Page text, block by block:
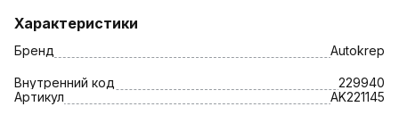
Характеристики
Бренд Autokrep
Внутренний код
229940
Артикул
AK221145